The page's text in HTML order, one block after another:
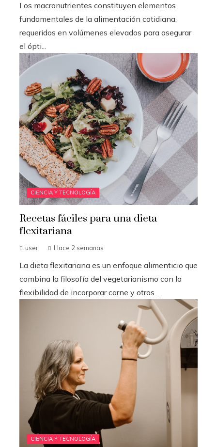
Los macronutrientes constituyen elementos
fundamentales de la alimentación cotidiana,
requeridos en volúmenes elevados para asegurar
el ópti...
CIENCIA Y TECNOLOGÍA
Recetas fáciles para una dieta
flexitariana
user Hace 2 semanas
La dieta flexitariana es un enfoque alimenticio que
combina la filosofía del vegetarianismo con la
flexibilidad de incorporar carne y otros ...
CIENCIA Y TECNOLOGÍA